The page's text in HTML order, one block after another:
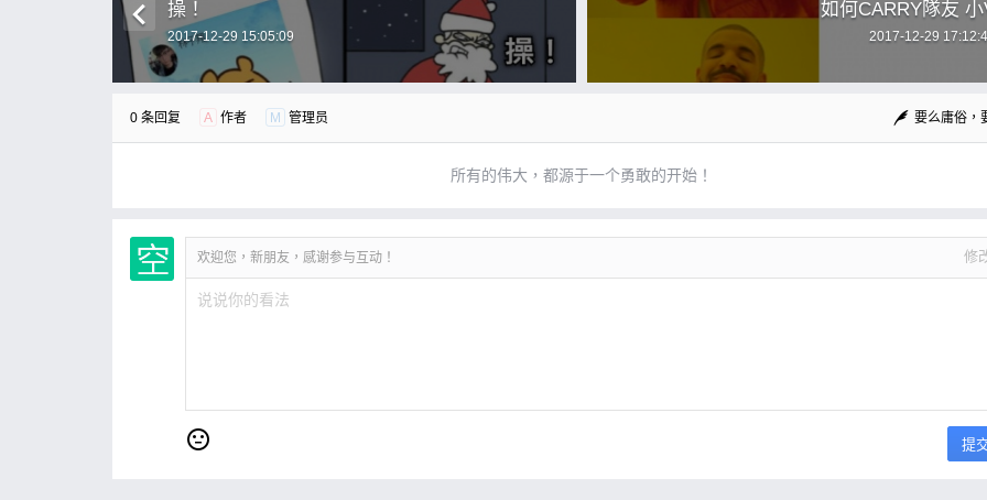
操！
2017-12-29 15:05:09
如何CARRY隊友
2017-12-29
0 条回复 A 作者 M 管理员 要么庸俗，
所有的伟大，都源于一个勇敢的开始！
欢迎您，新朋友，感谢参与互动！ 修
提